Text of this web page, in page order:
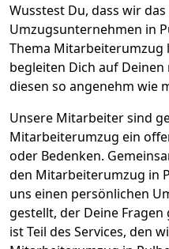
Wusstest Du, dass wir
Umzugsunternehmen in
Thema Mitarbeiterumzug
begleiten Dich auf
diesen so angenehm wie
Unsere Mitarbeiter sind
Mitarbeiterumzug ein
oder Bedenken.
den Mitarbeiterumzug in
uns einen persönlichen
gestellt, der Deine
ist Teil des Services, den